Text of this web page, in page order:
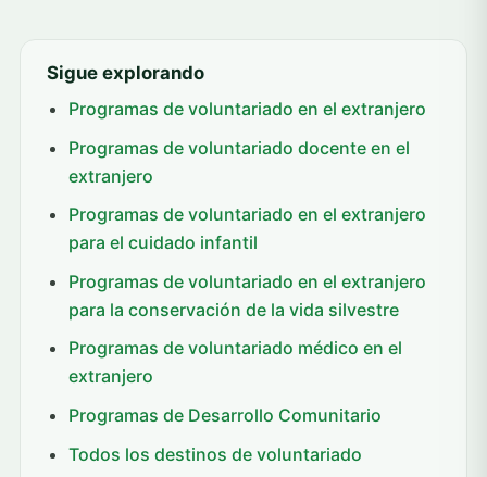
Sigue explorando
Programas de voluntariado en el extranjero
Programas de voluntariado docente en el
extranjero
Programas de voluntariado en el extranjero
para el cuidado infantil
Programas de voluntariado en el extranjero
para la conservación de la vida silvestre
Programas de voluntariado médico en el
extranjero
Programas de Desarrollo Comunitario
Todos los destinos de voluntariado